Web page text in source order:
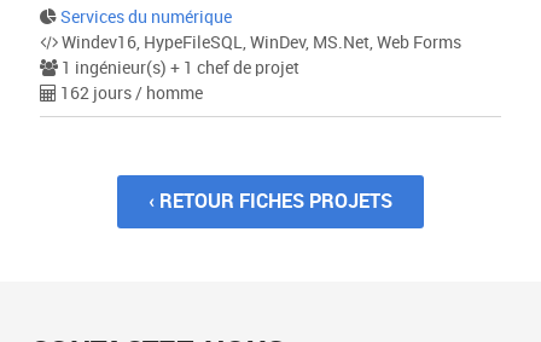
Services du numérique
Windev16, HypeFileSQL, WinDev, MS.Net, Web Forms
1 ingénieur(s) + 1 chef de projet
162 jours / homme
‹ RETOUR FICHES PROJETS